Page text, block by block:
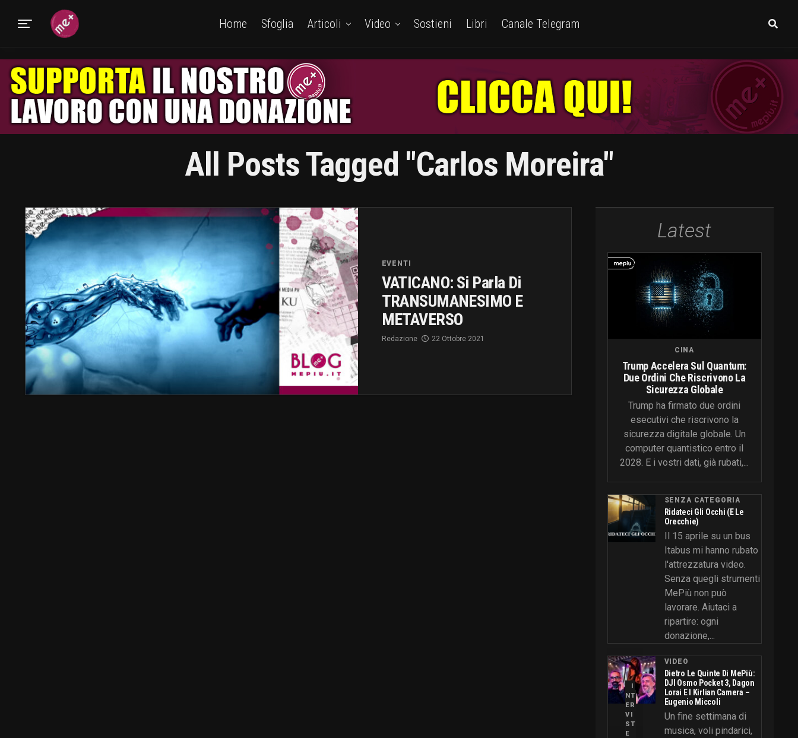
Home Sfoglia Articoli Video Sostieni Libri Canale Telegram
All Posts Tagged "Carlos Moreira"
EVENTI
VATICANO: Si Parla Di
TRANSUMANESIMO E
METAVERSO
Redazione 22 Ottobre 2021
Latest
CINA
Trump Accelera Sul Quantum:
Due Ordini Che Riscrivono La
Sicurezza Globale
Trump ha firmato due ordini
esecutivi che riscrivono la
sicurezza digitale globale. Un
computer quantistico entro il
2028. E i vostri dati, già rubati,...
SENZA CATEGORIA
Ridateci Gli Occhi (e Le
Orecchie)
Il 15 aprile su un bus
Itabus mi hanno rubato
l'attrezzatura video.
Senza quegli strumenti
MePiù non può
lavorare. Aiutaci a
ripartire: ogni
donazione,...
VIDEO
Dietro Le Quinte Di MePiù:
DJI Osmo Pocket 3, Dagon
Lorai E I Kirlian Camera –
Eugenio Miccoli
Un fine settimana di
musica, voli pindarici,
I
NT
ER
VI
ST
E